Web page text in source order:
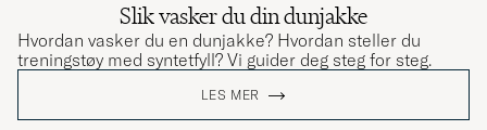
Slik vasker du din dunjakke
Hvordan vasker du en dunjakke? Hvordan steller du
treningstøy med syntetfyll? Vi guider deg steg for steg.
LES MER